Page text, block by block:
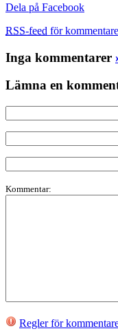
Dela på Facebook
RSS-feed för
Inga kommentarer
Lämna en
Kommentar:
Regler för